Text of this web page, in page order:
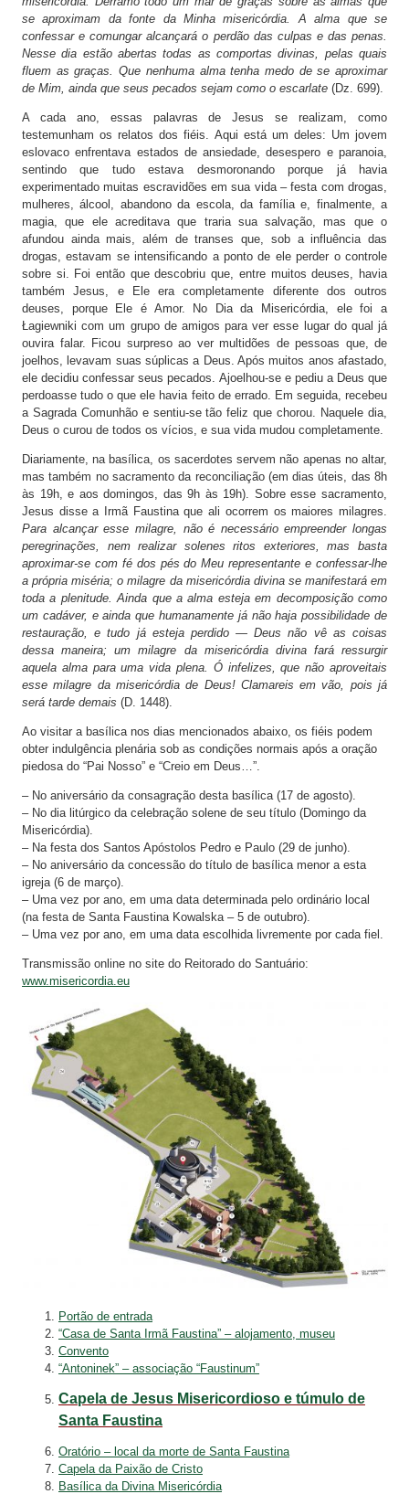
se aproximam da fonte da Minha misericórdia. A alma que se
confessar e comungar alcançará o perdão das culpas e das penas.
Nesse dia estão abertas todas as comportas divinas, pelas quais
fluem as graças. Que nenhuma alma tenha medo de se aproximar
de Mim, ainda que seus pecados sejam como o escarlate (Dz. 699).
A cada ano, essas palavras de Jesus se realizam, como
testemunham os relatos dos fiéis. Aqui está um deles: Um jovem
eslovaco enfrentava estados de ansiedade, desespero e paranoia,
sentindo que tudo estava desmoronando porque já havia
experimentado muitas escravidões em sua vida – festa com drogas,
mulheres, álcool, abandono da escola, da família e, finalmente, a
magia, que ele acreditava que traria sua salvação, mas que o
afundou ainda mais, além de transes que, sob a influência das
drogas, estavam se intensificando a ponto de ele perder o controle
sobre si. Foi então que descobriu que, entre muitos deuses, havia
também Jesus, e Ele era completamente diferente dos outros
deuses, porque Ele é Amor. No Dia da Misericórdia, ele foi a
Łagiewniki com um grupo de amigos para ver esse lugar do qual já
ouvira falar. Ficou surpreso ao ver multidões de pessoas que, de
joelhos, levavam suas súplicas a Deus. Após muitos anos afastado,
ele decidiu confessar seus pecados. Ajoelhou-se e pediu a Deus que
perdoasse tudo o que ele havia feito de errado. Em seguida, recebeu
a Sagrada Comunhão e sentiu-se tão feliz que chorou. Naquele dia,
Deus o curou de todos os vícios, e sua vida mudou completamente.
Diariamente, na basílica, os sacerdotes servem não apenas no altar,
mas também no sacramento da reconciliação (em dias úteis, das 8h
às 19h, e aos domingos, das 9h às 19h). Sobre esse sacramento,
Jesus disse a Irmã Faustina que ali ocorrem os maiores milagres.
Para alcançar esse milagre, não é necessário empreender longas
peregrinações, nem realizar solenes ritos exteriores, mas basta
aproximar-se com fé dos pés do Meu representante e confessar-lhe
a própria miséria; o milagre da misericórdia divina se manifestará em
toda a plenitude. Ainda que a alma esteja em decomposição como
um cadáver, e ainda que humanamente já não haja possibilidade de
restauração, e tudo já esteja perdido — Deus não vê as coisas
dessa maneira; um milagre da misericórdia divina fará ressurgir
aquela alma para uma vida plena. Ó infelizes, que não aproveitais
esse milagre da misericórdia de Deus! Clamareis em vão, pois já
será tarde demais (D. 1448).
Ao visitar a basílica nos dias mencionados abaixo, os fiéis podem
obter indulgência plenária sob as condições normais após a oração
piedosa do “Pai Nosso” e “Creio em Deus…”.
– No aniversário da consagração desta basílica (17 de agosto).
– No dia litúrgico da celebração solene de seu título (Domingo da
Misericórdia).
– Na festa dos Santos Apóstolos Pedro e Paulo (29 de junho).
– No aniversário da concessão do título de basílica menor a esta
igreja (6 de março).
– Uma vez por ano, em uma data determinada pelo ordinário local
(na festa de Santa Faustina Kowalska – 5 de outubro).
– Uma vez por ano, em uma data escolhida livremente por cada fiel.
Transmissão online no site do Reitorado do Santuário:
www.misericordia.eu
Portão de entrada
“Casa de Santa Irmã Faustina” – alojamento, museu
Convento
“Antoninek” – associação “Faustinum”
Capela de Jesus Misericordioso e túmulo de
Santa Faustina
Oratório – local da morte de Santa Faustina
Capela da Paixão de Cristo
Basílica da Divina Misericórdia